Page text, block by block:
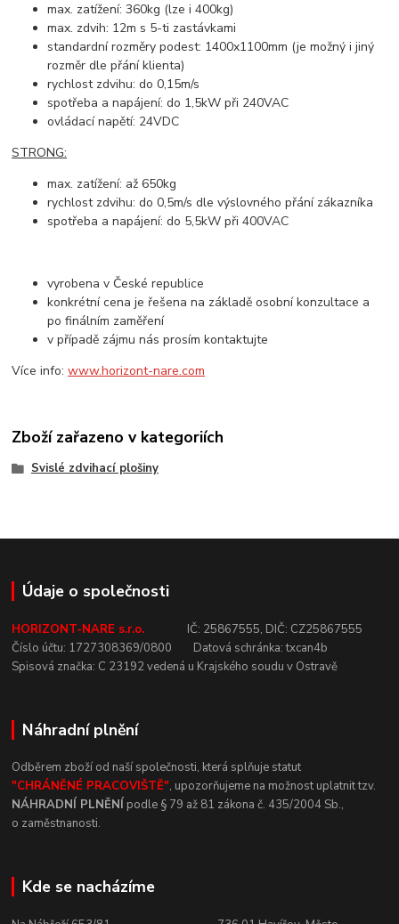
max. zatížení: 360kg (lze i400kg)
max. zdvih: 12m s 5-ti zastávkami
standardní rozměry podest: 1400x1100mm (je možný i jiný
rozměr dle přání klienta)
rychlost zdvihu: do 0,15m/s
spotřeba a napájení: do 1,5kW při 240VAC
ovládací napětí: 24VDC
STRONG:
max. zatížení: až 650kg
rychlost zdvihu: do 0,5m/sdle výslovného přání zákazníka
spotřeba a napájení: do 5,5kW při400VAC
vyrobena v České republice
konkrétní cena je řešena na základě osobní konzultace a
po finálním zaměření
v případě zájmu nás prosím kontaktujte
Více info:www.horizont-nare.com
Zboží zařazeno v kategoriích
Svislé zdvihací plošiny
Údaje o společnosti
HORIZONT-NARE s.r.o. IČ: 25867555, DIČ: CZ25867555
Číslo účtu: 1727308369/0800 Datová schránka: txcan4b
Spisová značka: C 23192vedená u Krajského soudu v Ostravě
Náhradní plnění
Odběrem zboží od naší společnosti, která splňuje statut
"CHRÁNĚNÉ PRACOVIŠTĚ", upozorňujeme na možnost uplatnit tzv.
NÁHRADNÍ PLNĚNÍ podle § 79 až 81 zákona č. 435/2004 Sb.,
o zaměstnanosti.
Kde se nacházíme